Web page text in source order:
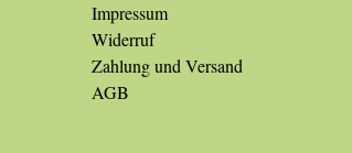
Impressum
Widerruf
Zahlung und Versand
AGB